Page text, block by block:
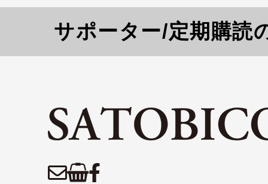
サポーター/定期購読